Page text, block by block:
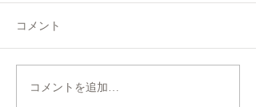
コメント
コメントを追加…